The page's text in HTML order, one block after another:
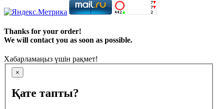
Thanks for your order!
We will contact you as soon as possible.
Хабарламаңыз үшін рақмет!
×
Қате тапты?